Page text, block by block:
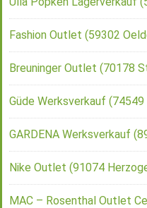
Fashion Outlet (59302
Breuninger Outlet (70178
Güde Werksverkauf
GARDENA Werksverkauf
Nike Outlet (91074
MAC – Rosenthal Outlet